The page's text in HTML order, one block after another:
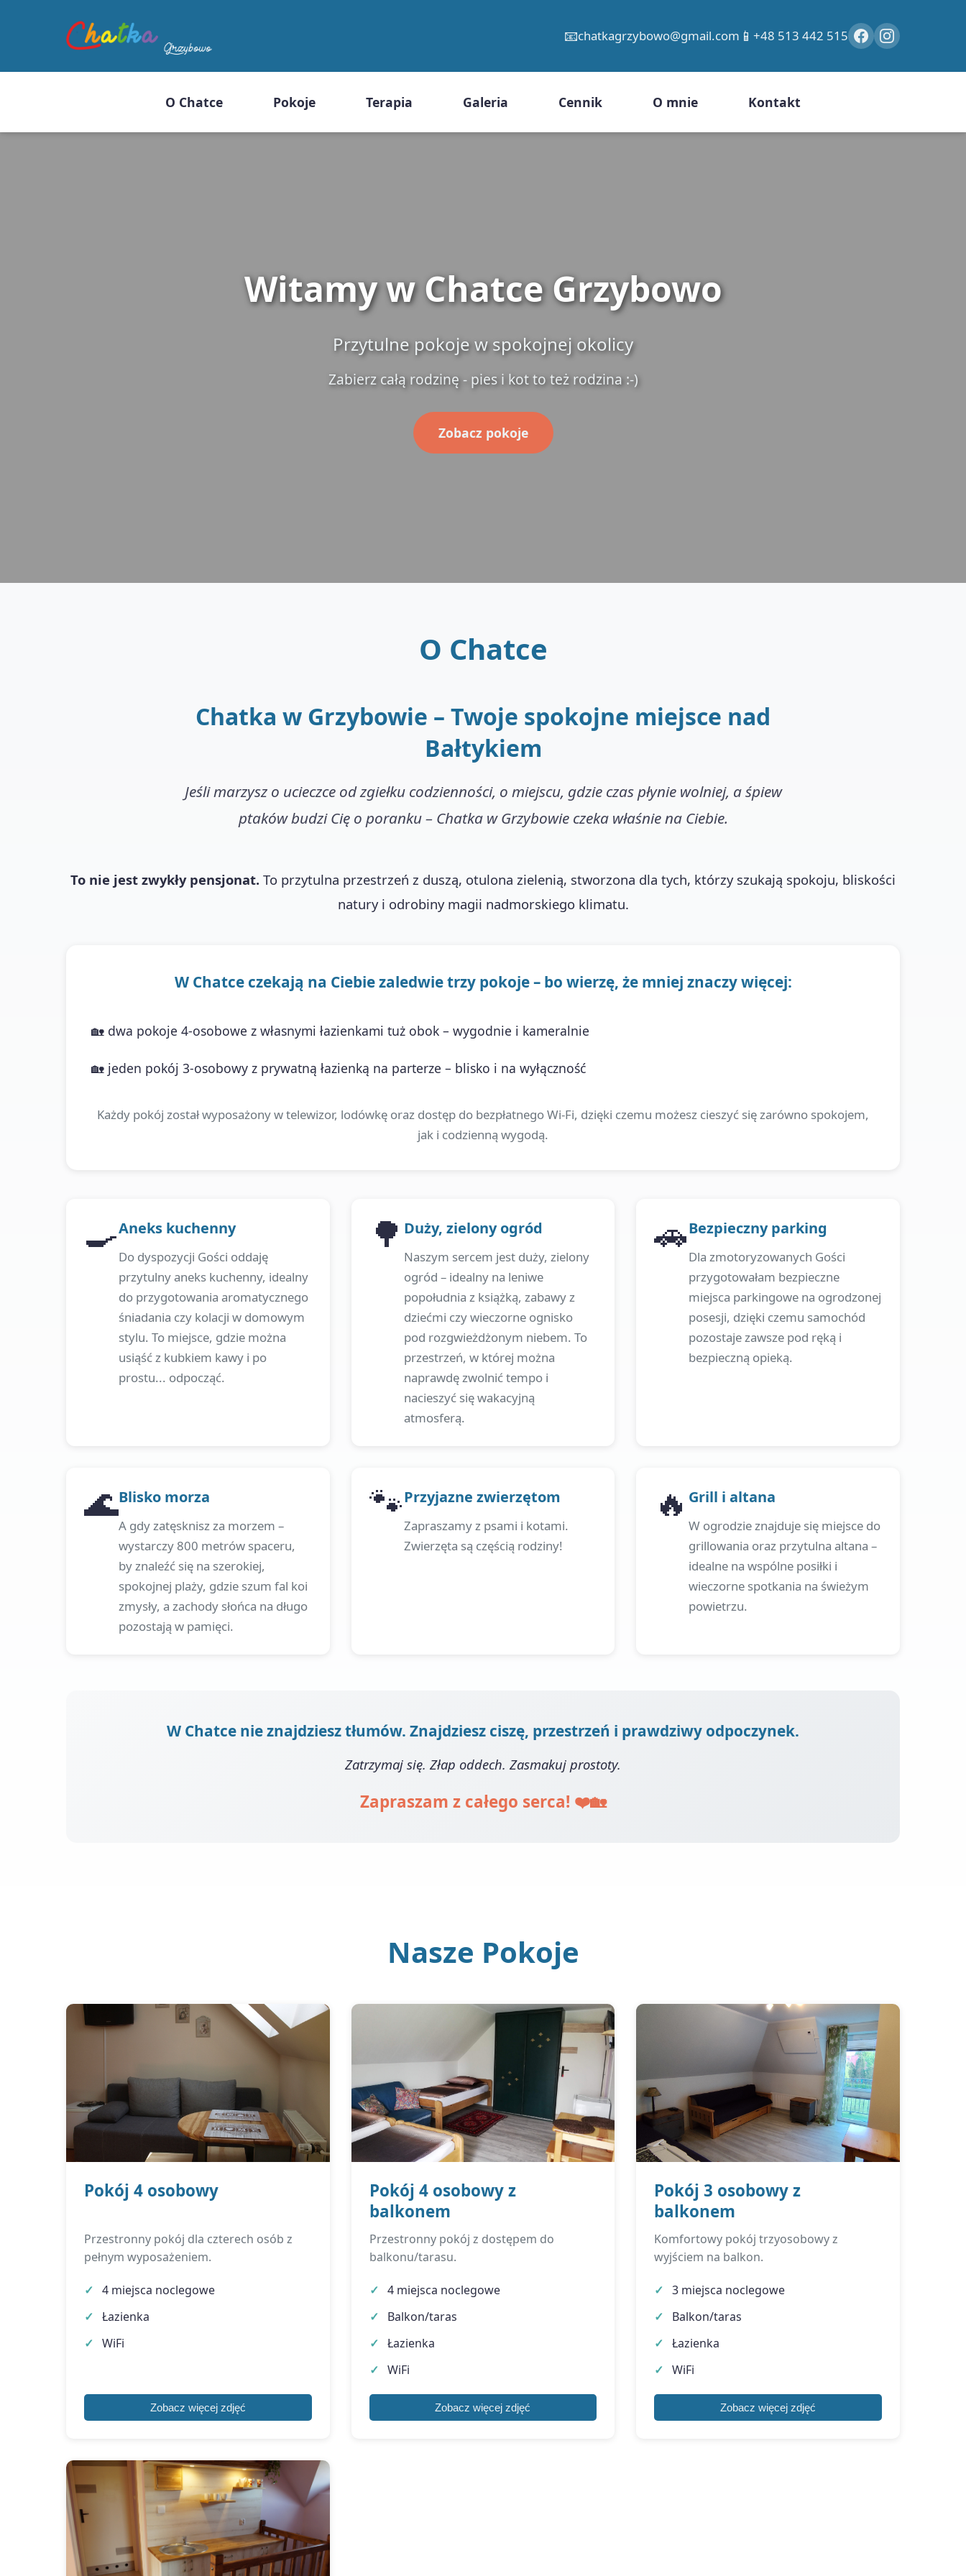
📧chatkagrzybowo@gmail.com 📱 +48 513 442 515
O Chatce Pokoje Terapia Galeria Cennik O mnie Kontakt
Witamy w Chatce Grzybowo
Przytulne pokoje w spokojnej okolicy
Zabierz całą rodzinę - pies i kot to też rodzina :-)
Zobacz pokoje
O Chatce
Chatka w Grzybowie – Twoje spokojne miejsce nad
Bałtykiem
Jeśli marzysz o ucieczce od zgiełku codzienności, o miejscu, gdzie czas płynie wolniej, a śpiew
ptaków budzi Cię o poranku – Chatka w Grzybowie czeka właśnie na Ciebie.
To nie jest zwykły pensjonat. To przytulna przestrzeń z duszą, otulona zielenią, stworzona dla tych, którzy szukają spokoju, bliskości
natury i odrobiny magii nadmorskiego klimatu.
W Chatce czekają na Ciebie zaledwie trzy pokoje – bo wierzę, że mniej znaczy więcej:
🏡 dwa pokoje 4-osobowe z własnymi łazienkami tuż obok – wygodnie i kameralnie
🏡 jeden pokój 3-osobowy z prywatną łazienką na parterze – blisko i na wyłączność
Każdy pokój został wyposażony w telewizor, lodówkę oraz dostęp do bezpłatnego Wi-Fi, dzięki czemu możesz cieszyć się zarówno spokojem,
jak i codzienną wygodą.
🍳Aneks kuchenny
Do dyspozycji Gości oddaję
przytulny aneks kuchenny, idealny
do przygotowania aromatycznego
śniadania czy kolacji w domowym
stylu. To miejsce, gdzie można
usiąść z kubkiem kawy i po
prostu... odpocząć.
🌳 Duży, zielony ogród
Naszym sercem jest duży, zielony
ogród – idealny na leniwe
popołudnia z książką, zabawy z
dziećmi czy wieczorne ognisko
pod rozgwieżdżonym niebem. To
przestrzeń, w której można
naprawdę zwolnić tempo i
nacieszyć się wakacyjną
atmosferą.
🚗Bezpieczny parking
Dla zmotoryzowanych Gości
przygotowałam bezpieczne
miejsca parkingowe na ogrodzonej
posesji, dzięki czemu samochód
pozostaje zawsze pod ręką i
bezpieczną opieką.
🌊Blisko morza
A gdy zatęsknisz za morzem –
wystarczy 800 metrów spaceru,
by znaleźć się na szerokiej,
spokojnej plaży, gdzie szum fal koi
zmysły, a zachody słońca na długo
pozostają w pamięci.
🐾Przyjazne zwierzętom
Zapraszamy z psami i kotami.
Zwierzęta są częścią rodziny!
🔥 Grill i altana
W ogrodzie znajduje się miejsce do
grillowania oraz przytulna altana –
idealne na wspólne posiłki i
wieczorne spotkania na świeżym
powietrzu.
W Chatce nie znajdziesz tłumów. Znajdziesz ciszę, przestrzeń i prawdziwy odpoczynek.
Zatrzymaj się. Złap oddech. Zasmakuj prostoty.
Zapraszam z całego serca! ❤️🏡
Nasze Pokoje
Pokój 4 osobowy
Przestronny pokój dla czterech osób z
pełnym wyposażeniem.
4 miejsca noclegowe
Łazienka
WiFi
Zobacz więcej zdjęć
Pokój 4 osobowy z
balkonem
Przestronny pokój z dostępem do
balkonu/tarasu.
4 miejsca noclegowe
Balkon/taras
Łazienka
WiFi
Zobacz więcej zdjęć
Pokój 3 osobowy z
balkonem
Komfortowy pokój trzyosobowy z
wyjściem na balkon.
3 miejsca noclegowe
Balkon/taras
Łazienka
WiFi
Zobacz więcej zdjęć